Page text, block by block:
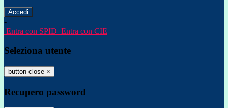
-
Entra con SPID Entra con CIE
Seleziona utente
button close ×
Recupero password